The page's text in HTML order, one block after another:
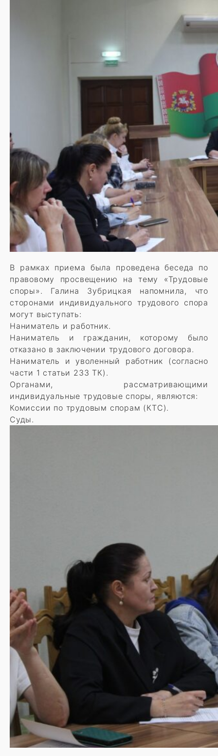
В рамках приема была проведена беседа по
правовому просвещению на тему «Трудовые
споры». Галина Зубрицкая напомнила, что
сторонами индивидуального трудового спора
могут выступать:
Наниматель и работник.
Наниматель и гражданин, которому было
отказано в заключении трудового договора.
Наниматель и уволенный работник (согласно
части 1 статьи 233 ТК).
Органами, рассматривающими
индивидуальные трудовые споры, являются:
Комиссии по трудовым спорам (КТС).
Суды.